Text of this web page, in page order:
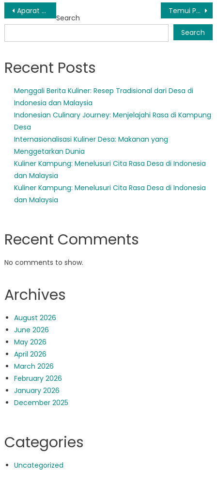
Post
navigation
Aparat Garut Berantas PKL Ilegal Temui Petugas di Balik Patroli Satpol PP Garut
Search
Search
Recent Posts
Menggali Berita Kuliner: Resep Tradisional dari Desa di
Indonesia dan Malaysia
Indonesian Culinary Journey: Menjelajahi Rasa di Kampung
Desa
Internasionalisasi Kuliner Desa: Makanan yang
Menggetarkan Dunia
Kuliner Kampung: Menelusuri Cita Rasa Desa di Indonesia
dan Malaysia
Kuliner Kampung: Menelusuri Cita Rasa Desa di Indonesia
dan Malaysia
Recent Comments
No comments to show.
Archives
August 2026
June 2026
May 2026
April 2026
March 2026
February 2026
January 2026
December 2025
Categories
Uncategorized